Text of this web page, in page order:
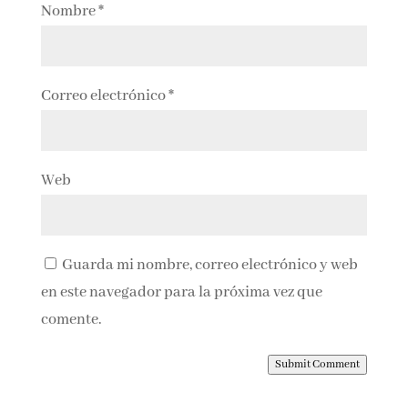
Nombre*
Correo electrónico*
Web
Guarda mi nombre, correo electrónico y web
en este navegador para la próxima vez que
comente.
Submit Comment